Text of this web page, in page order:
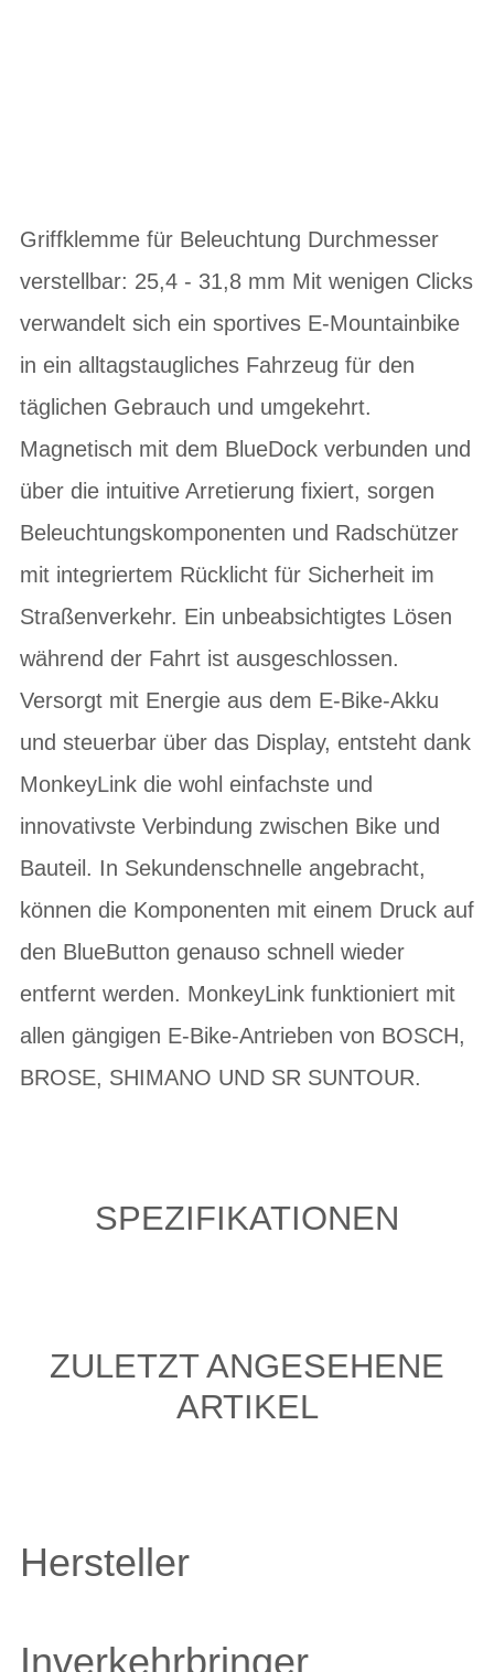
Griffklemme für Beleuchtung Durchmesser
verstellbar: 25,4 - 31,8 mm Mit wenigen Clicks
verwandelt sich ein sportives E-Mountainbike
in ein alltagstaugliches Fahrzeug für den
täglichen Gebrauch und umgekehrt.
Magnetisch mit dem BlueDock verbunden und
über die intuitive Arretierung fixiert, sorgen
Beleuchtungskomponenten und Radschützer
mit integriertem Rücklicht für Sicherheit im
Straßenverkehr. Ein unbeabsichtigtes Lösen
während der Fahrt ist ausgeschlossen.
Versorgt mit Energie aus dem E-Bike-Akku
und steuerbar über das Display, entsteht dank
MonkeyLink die wohl einfachste und
innovativste Verbindung zwischen Bike und
Bauteil. In Sekundenschnelle angebracht,
können die Komponenten mit einem Druck auf
den BlueButton genauso schnell wieder
entfernt werden. MonkeyLink funktioniert mit
allen gängigen E-Bike-Antrieben von BOSCH,
BROSE, SHIMANO UND SR SUNTOUR.
SPEZIFIKATIONEN
ZULETZT ANGESEHENE
ARTIKEL
Hersteller
Inverkehrbringer